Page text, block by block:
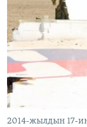
АЗАТТЫК+
ЫҢГАЙСЫЗ
ЭЕ/АРнун
2014-жылдын 17-